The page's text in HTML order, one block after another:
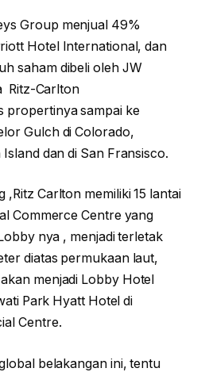
Group menjual 49%
Hotel International, dan
saham dibeli oleh JW
Ritz-Carlton
propertinya sampai ke
Gulch di Colorado,
dan di San Fransisco.
,Ritz Carlton memiliki 15 lantai
Commerce Centre yang
nya , menjadi terletak
diatas permukaan laut,
menjadi Lobby Hotel
Park Hyatt Hotel di
Centre.
belakangan ini, tentu